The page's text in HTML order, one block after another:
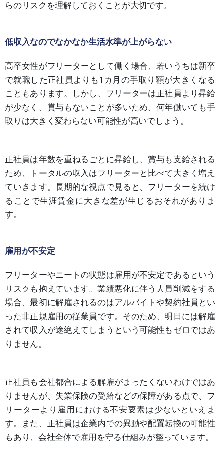
らのリスクを理解しておくことが大切です。
低収入なのでなかなか生活水準が上がらない
高卒女性がフリーターとして働く場合、若いうちは新卒
で就職した正社員よりも1カ月の手取り額が大きくなる
こともあります。しかし、フリーターは正社員より昇給
が少なく、賞与もないことが多いため、何年働いても手
取りは大きく変わらない可能性が高いでしょう。
正社員は年数を重ねるごとに昇給し、賞与も支給される
ため、トータルの収入はフリーターと比べて大きく増え
ていきます。長期的な視点で見ると、フリーターを続け
ることで生涯賃金に大きな差が生じるおそれがありま
す。
雇用が不安定
フリーターやニートの状態は雇用が不安定であるという
リスクも抱えています。業績悪化に伴う人員削減をする
場合、最初に解雇されるのはアルバイトや契約社員とい
った非正規雇用の従業員です。そのため、明日には解雇
されて収入が途絶えてしまうという可能性もゼロではあ
りません。
正社員も会社都合による解雇がまったくないわけではあ
りませんが、失業保険の受給などの保障がある点で、フ
リーターより雇用における不安要素は少ないといえま
す。また、正社員は企業内での異動や配置転換の可能性
もあり、会社全体で雇用を守る仕組みが整っています。